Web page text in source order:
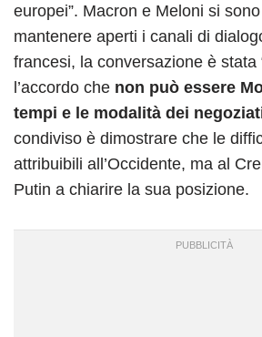
europei”. Macron e Meloni si
mantenere aperti i canali di
francesi, la conversazione è stata
l’accordo che non può essere
tempi e le modalità dei
condiviso è dimostrare che le
attribuibili all’Occidente, ma al
Putin a chiarire la sua posizione.